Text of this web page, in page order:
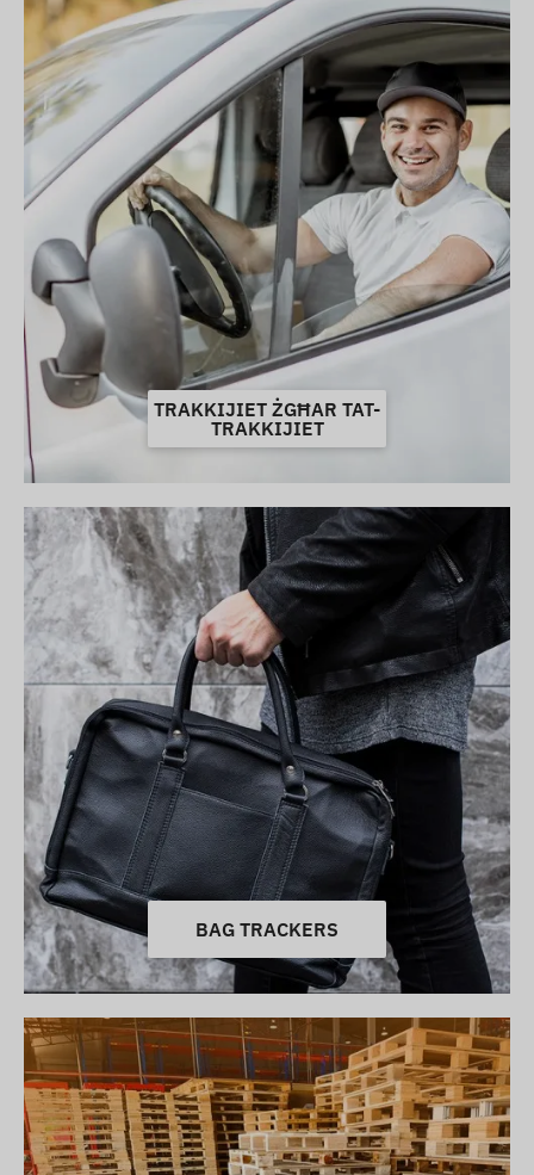
TRAKKIJIET ŻGĦAR TAT-
TRAKKIJIET
BAG TRACKERS